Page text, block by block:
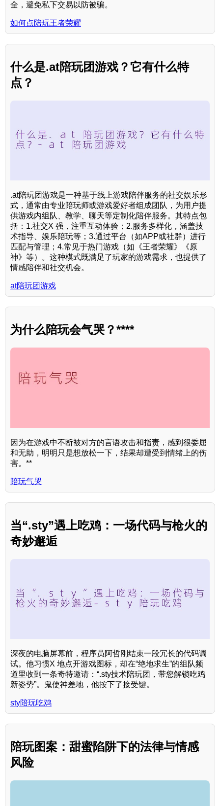
全，避免私下交易以防被骗。
如何点陪玩王者荣耀
什么是.at陪玩团游戏？它有什么特
点？
.at陪玩团游戏是一种基于线上游戏陪伴服务的社交娱乐形
式，通常由专业陪玩师或游戏爱好者组成团队，为用户提
供游戏内组队、教学、聊天等定制化陪伴服务。其特点包
括：1.社交X 强，注重互动体验；2.服务多样化，涵盖技
术指导、娱乐陪玩等；3.通过平台（如APP或社群）进行
匹配与管理；4.常见于热门游戏（如《王者荣耀》《原
神》等）。这种模式既满足了玩家的游戏需求，也提供了
情感陪伴和社交机会。
at陪玩团游戏
为什么陪玩会气哭？****
因为在游戏中不断被对方的言语攻击和指责，感到很委屈
和无助，明明只是想放松一下，结果却遭受到情绪上的伤
害。**
陪玩气哭
当“.sty”遇上吃鸡：一场代码与枪火的
奇妙邂逅
深夜的电脑屏幕前，程序员阿哲刚结束一段冗长的代码调
试。他习惯X 地点开游戏图标，却在“绝地求生”的组队频
道里收到一条奇特邀请：“.sty技术陪玩团，带您解锁吃鸡
新姿势”。鬼使神差地，他按下了接受键。
sty陪玩吃鸡
陪玩图案：甜蜜陷阱下的法律与情感
风险